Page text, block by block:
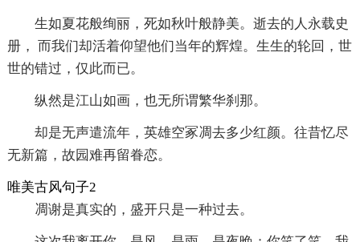
生如夏花般绚丽，死如秋叶般静美。逝去的人永载史
册， 而我们却活着仰望他们当年的辉煌。生生的轮回，世
世的错过，仅此而已。
纵然是江山如画，也无所谓繁华刹那。
却是无声遣流年，英雄空冢凋去多少红颜。往昔忆尽
无新篇，故园难再留眷恋。
唯美古风句子2
凋谢是真实的，盛开只是一种过去。